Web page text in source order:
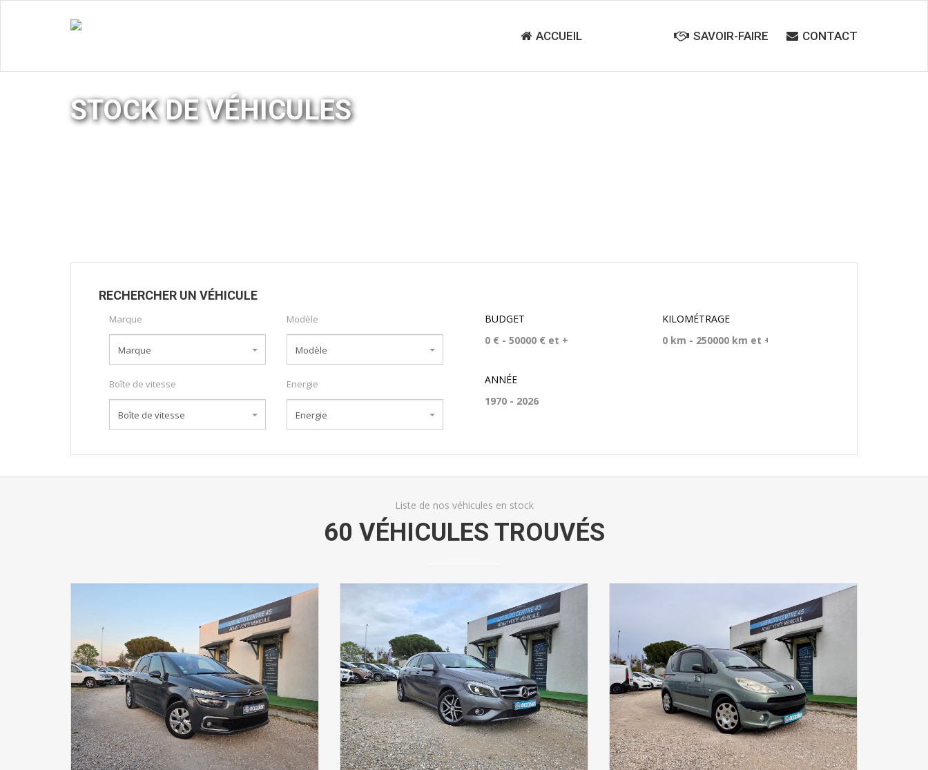
ACCUEIL SAVOIR-FAIRE CONTACT
STOCK DE VÉHICULES
RECHERCHER UN VÉHICULE
Marque
Marque
Modèle
Modèle
Boîte de vitesse
Boîte de vitesse
Energie
Energie
BUDGET KILOMÉTRAGE
ANNÉE
Liste de nos véhicules en stock
60 VÉHICULES TROUVÉS